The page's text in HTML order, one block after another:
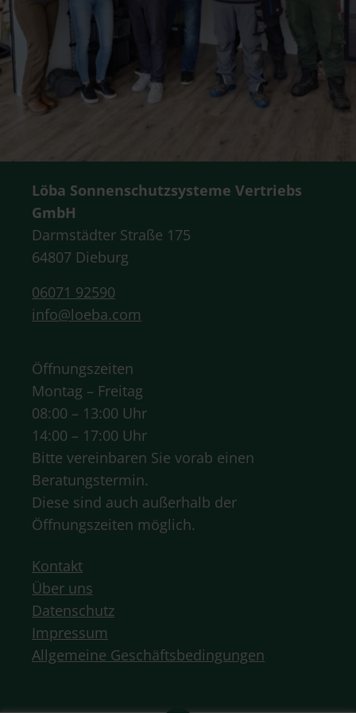
Löba Sonnenschutzsysteme Vertriebs
GmbH
Darmstädter Straße 175
64807 Dieburg
06071 92590
info@loeba.com
Öffnungszeiten
Montag – Freitag
08:00 – 13:00 Uhr
14:00 – 17:00 Uhr
Bitte vereinbaren Sie vorab einen
Beratungstermin.
Diese sind auch außerhalb der
Öffnungszeiten möglich.
Kontakt
Über uns
Datenschutz
Impressum
Allgemeine Geschäftsbedingungen